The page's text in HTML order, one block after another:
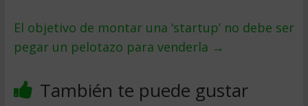
El objetivo de montar una ‘startup’ no debe ser
pegar un pelotazo para venderla →
También te puede gustar